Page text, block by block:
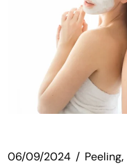
06/09/2024 Peeling